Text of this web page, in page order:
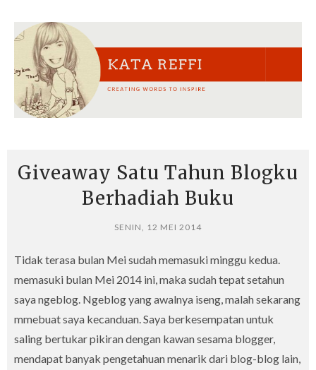
Giveaway Satu Tahun Blogku
Berhadiah Buku
SENIN, 12 MEI 2014
Tidak terasa bulan Mei sudah memasuki minggu kedua.
memasuki bulan Mei 2014 ini, maka sudah tepat setahun
saya ngeblog. Ngeblog yang awalnya iseng, malah sekarang
mmebuat saya kecanduan. Saya berkesempatan untuk
saling bertukar pikiran dengan kawan sesama blogger,
mendapat banyak pengetahuan menarik dari blog-blog lain,